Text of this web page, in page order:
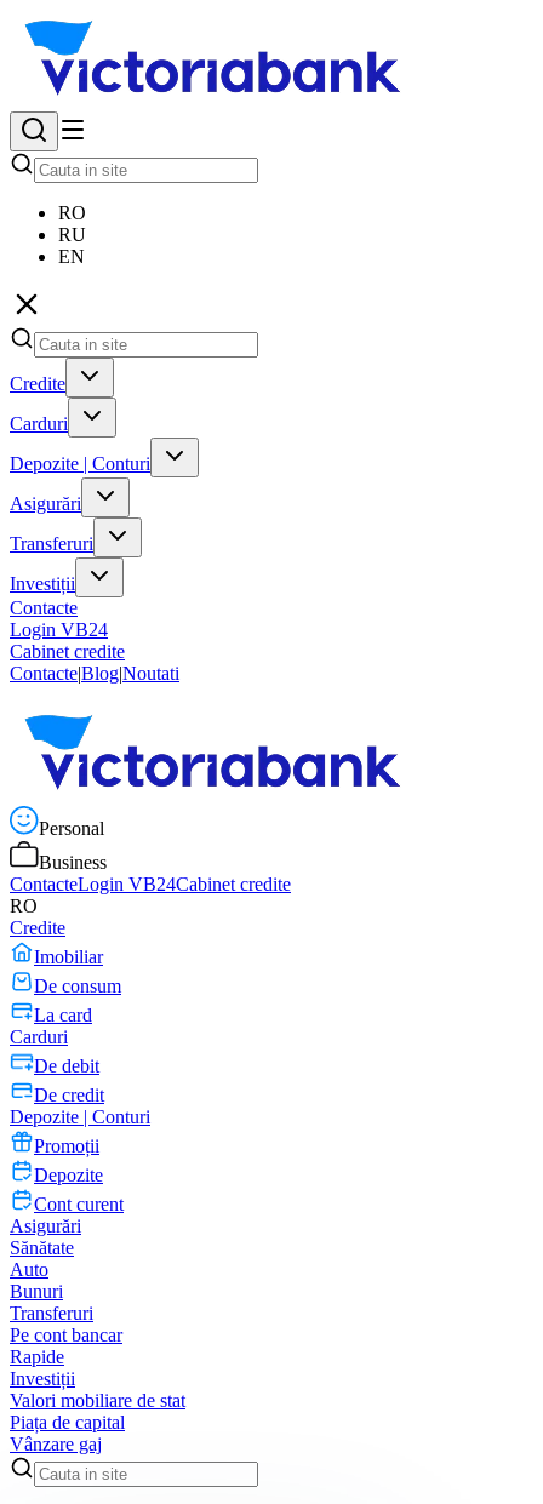
RO
RU
EN
Credite
Carduri
Depozite | Conturi
Asigurări
Transferuri
Investiții
Contacte
Login VB24
Cabinet credite
Contacte|Blog|Noutati
Personal
Business
ContacteLogin VB24Cabinet credite
RO
Credite
Imobiliar
De consum
La card
Carduri
De debit
De credit
Depozite | Conturi
Promoții
Depozite
Cont curent
Asigurări
Sănătate
Auto
Bunuri
Transferuri
Pe cont bancar
Rapide
Investiții
Valori mobiliare de stat
Piața de capital
Vânzare gaj